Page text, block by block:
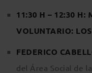
11:30 H – 12:30 H:
VOLUNTARIO:
FEDERICO
del Área Social de